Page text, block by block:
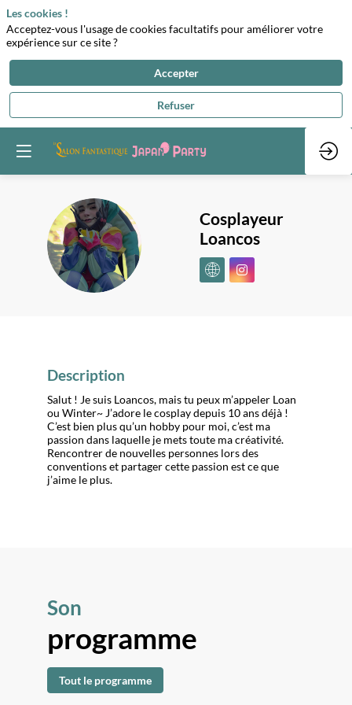
CL
Cosplayeur
Loancos
Description
Salut ! Je suis Loancos, mais tu peux m’appeler Loan
ou Winter~ J’adore le cosplay depuis 10 ans déjà !
C’est bien plus qu’un hobby pour moi, c’est ma
passion dans laquelle je mets toute ma créativité.
Rencontrer de nouvelles personnes lors des
conventions et partager cette passion est ce que
j’aime le plus.
Son
programme
Tout le programme
Les cookies !
Acceptez-vous l'usage de cookies facultatifs pour améliorer votre
expérience sur ce site ?
Accepter
Refuser